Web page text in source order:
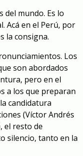
del mundo. Es lo
Acá en el Perú, por
la consigna.
Los
son abordados
pero en el
a los que preparan
candidatura
(Víctor Andrés
el resto de
silencio, tanto en la